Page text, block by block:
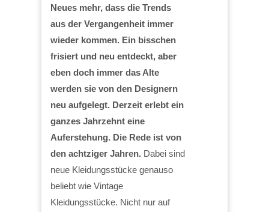
Neues mehr, dass die Trends
aus der Vergangenheit immer
wieder kommen. Ein bisschen
frisiert und neu entdeckt, aber
eben doch immer das Alte
werden sie von den Designern
neu aufgelegt. Derzeit erlebt ein
ganzes Jahrzehnt eine
Auferstehung. Die Rede ist von
den achtziger Jahren. Dabei sind
neue Kleidungsstücke genauso
beliebt wie Vintage
Kleidungsstücke. Nicht nur auf